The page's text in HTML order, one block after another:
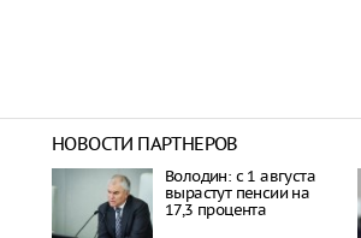
НОВОСТИ ПАРТНЕРОВ
Володин: с 1 августа
вырастут пенсии на
17,3 процента